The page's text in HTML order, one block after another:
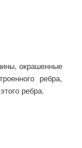
окрашенные
ребра,
ребра.